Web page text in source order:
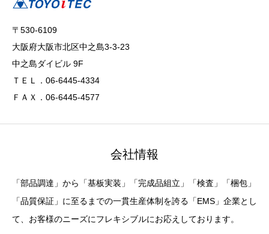
〒530-6109
大阪府大阪市北区中之島3-3-23
中之島ダイビル 9F
ＴＥＬ．06-6445-4334
ＦＡＸ．06-6445-4577
会社情報
「部品調達」から「基板実装」「完成品組立」「検査」「梱包」
「品質保証」に至るまでの一貫生産体制を誇る「EMS」企業とし
て、お客様のニーズにフレキシブルにお応えしております。